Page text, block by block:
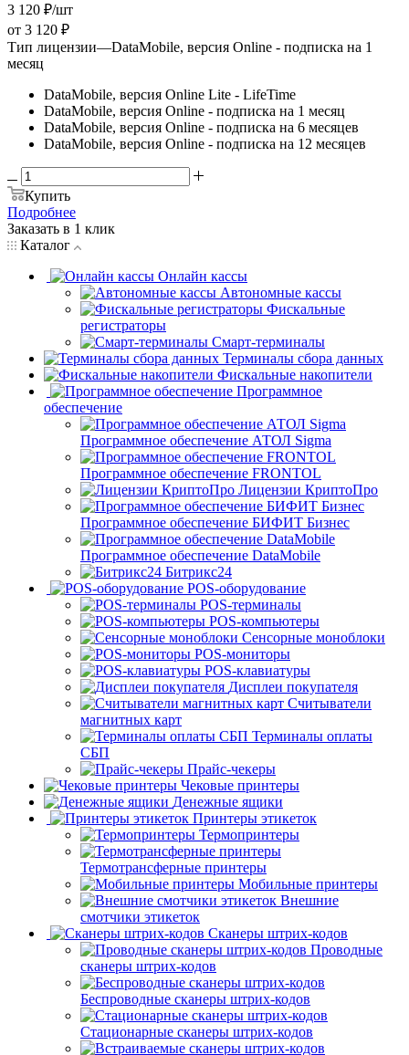
3 120 ₽/шт
от 3 120 ₽
Тип лицензии—DataMobile, версия Online - подписка на 1
месяц
DataMobile, версия Online Lite - LifeTime
DataMobile, версия Online - подписка на 1 месяц
DataMobile, версия Online - подписка на 6 месяцев
DataMobile, версия Online - подписка на 12 месяцев
Купить
Подробнее
Заказать в 1 клик
Каталог
Онлайн кассы
Автономные кассы
Фискальные
регистраторы
Смарт-терминалы
Терминалы сбора данных
Фискальные накопители
Программное
обеспечение
Программное обеспечение АТОЛ Sigma
Программное обеспечение FRONTOL
Лицензии КриптоПро
Программное обеспечение БИФИТ Бизнес
Программное обеспечение DataMobile
Битрикс24
POS-оборудование
POS-терминалы
POS-компьютеры
Сенсорные моноблоки
POS-мониторы
POS-клавиатуры
Дисплеи покупателя
Считыватели
магнитных карт
Терминалы оплаты
СБП
Прайс-чекеры
Чековые принтеры
Денежные ящики
Принтеры этикеток
Термопринтеры
Термотрансферные принтеры
Мобильные принтеры
Внешние
смотчики этикеток
Сканеры штрих-кодов
Проводные
сканеры штрих-кодов
Беспроводные сканеры штрих-кодов
Стационарные сканеры штрих-кодов